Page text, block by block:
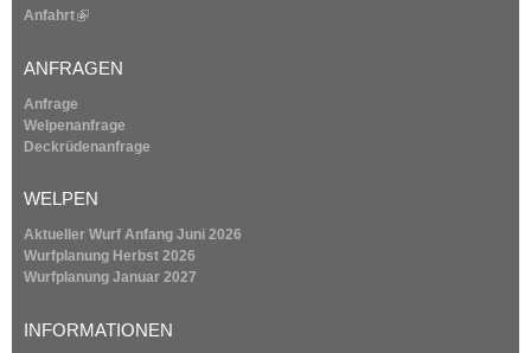
Anfahrt(
i
n
k
i
s
t
e
r
n
)
ANFRAGEN
Anfrage
Welpenanfrage
Deckrüdenanfrage
WELPEN
Aktueller Wurf Anfang Juni 2026
Wurfplanung Herbst 2026
Wurfplanung Januar 2027
INFORMATIONEN